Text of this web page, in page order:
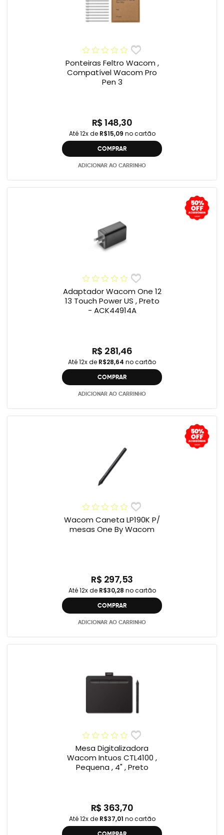
Ponteiras Feltro Wacom ,
Compatível Wacom Pro
Pen 3
R$ 148,30
Até 12x de R$15,09 no cartão
COMPRAR
ADICIONAR AO CARRINHO
Adaptador Wacom One 12
13 Touch Power US , Preto
- ACK44914A
R$ 281,46
Até 12x de R$28,64 no cartão
COMPRAR
ADICIONAR AO CARRINHO
Wacom Caneta LP190K P/
mesas One By Wacom
R$ 297,53
Até 12x de R$30,28 no cartão
COMPRAR
ADICIONAR AO CARRINHO
Mesa Digitalizadora
Wacom Intuos CTL4100 ,
Pequena , 4" , Preto
R$ 363,70
Até 12x de R$37,01 no cartão